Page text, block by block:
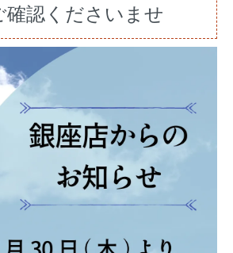
確認くださいませ